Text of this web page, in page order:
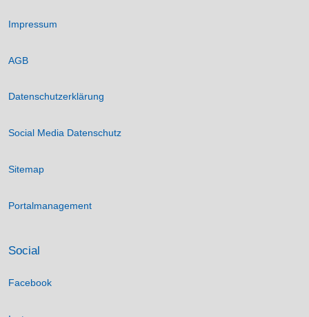
Impressum
AGB
Datenschutzerklärung
Social Media Datenschutz
Sitemap
Portalmanagement
Social
Facebook